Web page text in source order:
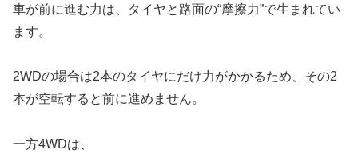
車が前に進む力は、タイヤと路面の“摩擦力”で生まれてい
ます。
2WDの場合は2本のタイヤにだけ力がかかるため、その2
本が空転すると前に進めません。
一方4WDは、